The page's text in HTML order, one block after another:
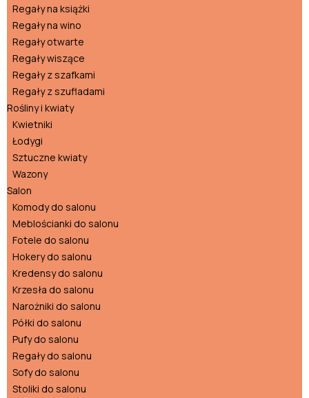
Regały na książki
Regały na wino
Regały otwarte
Regały wiszące
Regały z szafkami
Regały z szufladami
Rośliny i kwiaty
Kwietniki
Łodygi
Sztuczne kwiaty
Wazony
Salon
Komody do salonu
Meblościanki do salonu
Fotele do salonu
Hokery do salonu
Kredensy do salonu
Krzesła do salonu
Narożniki do salonu
Półki do salonu
Pufy do salonu
Regały do salonu
Sofy do salonu
Stoliki do salonu